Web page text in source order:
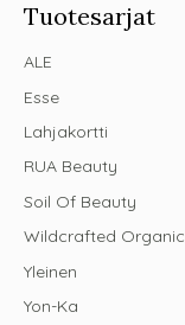
Tuotesarjat
ALE
Esse
Lahjakortti
RUA Beauty
Soil Of Beauty
Wildcrafted
Yleinen
Yon-Ka